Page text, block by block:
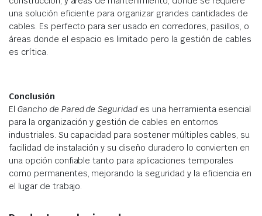
una solución eficiente para organizar grandes cantidades de
cables. Es perfecto para ser usado en corredores, pasillos, o
áreas donde el espacio es limitado pero la gestión de cables
es crítica.
Conclusión
El Gancho de Pared de Seguridad es una herramienta esencial
para la organización y gestión de cables en entornos
industriales. Su capacidad para sostener múltiples cables, su
facilidad de instalación y su diseño duradero lo convierten en
una opción confiable tanto para aplicaciones temporales
como permanentes, mejorando la seguridad y la eficiencia en
el lugar de trabajo.